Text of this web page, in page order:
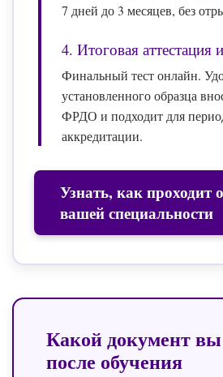
7 дней до 3 месяцев, без
4. Итоговая аттестация
Финальный тест онлайн.
установленного образца
ФРДО и подходит для
аккредитации.
Узнать, как проходит
вашей специальности
Какой документ
после обучения